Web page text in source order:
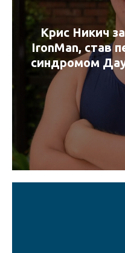
Крис Никич
IronMan, став
синдромом